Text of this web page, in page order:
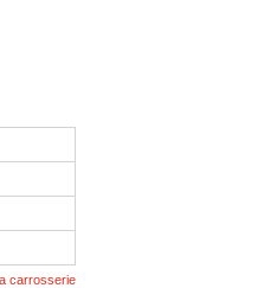
carrosserie